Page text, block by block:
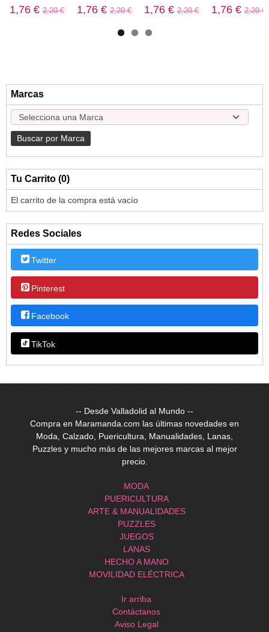
Marcas
Tu Carrito (0)
El carrito de la compra está vacío
Redes Sociales
Twitter
Pinterest
Facebook
TikTok
1,76 €2,20 € 1,76 €2,20 € 1,76 €2,20 € 1,76 €2,20 €
-- Desde Valladolid al Mundo --
Compra en Maramanda.com las últimas novedades en
Moda, Calzado, Puericultura, Manualidades, Lanas,
Puzzles y mucho más de las mejores marcas al mejor
precio.
MODA
PUERICULTURA
ARTE & MANUALIDADES
PUZZLES
JUEGOS
LANAS
HECHO A MANO
MOVILIDAD ELÉCTRICA
Ir arriba
Contáctanos
Aviso Legal